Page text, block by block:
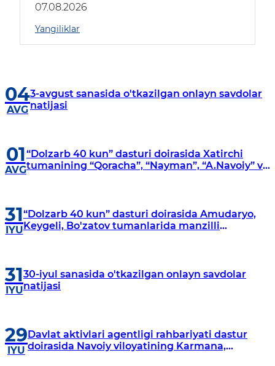
07.08.2026
Yangiliklar
04
AVG
3-avgust sanasida o'tkazilgan onlayn savdolar
natijasi
01
AVG
“Dolzarb 40 kun” dasturi doirasida Xatirchi
tumanining “Qoracha”, “Nayman”, “A.Navoiy” va
31
IYU
“Dolzarb 40 kun” dasturi doirasida Amudaryo,
Keygeli, Bo'zatov tumanlarida manzilli
31
IYU
30-iyul sanasida o'tkazilgan onlayn savdolar
natijasi
29
IYU
Davlat aktivlari agentligi rahbariyati dastur
doirasida Navoiy viloyatining Karmana,